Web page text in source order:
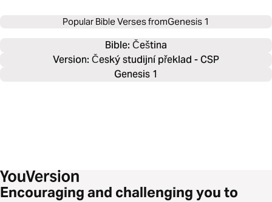
Popular Bible Verses fromGenesis 1
Bible: Čeština
Version: Český studijní překlad - CSP
Genesis 1
Encouraging and challenging you to